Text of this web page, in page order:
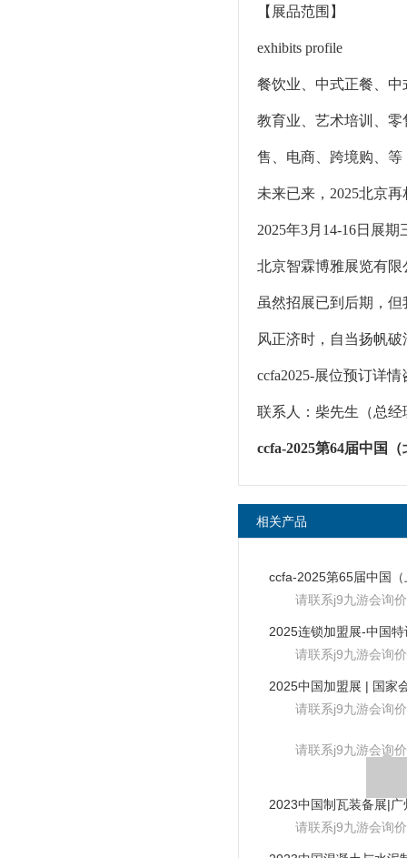
【展品范围】
exhibits profile
餐饮业、中式正餐、
教育业、艺术培训、
售、电商、跨境购、等
未来已来，2025北京再
2025年3月14-16日展
北京智霖博雅展览有
虽然招展已到后期，
风正济时，自当扬帆
ccfa2025-展位预订详情
联系人：柴先生（总经
ccfa-2025第64届中国
相关产品
请联系j9九游会询价
请联系j9九游会询价
请联系j9九游会询价
请联系j9九游会询价
请联系j9九游会询价